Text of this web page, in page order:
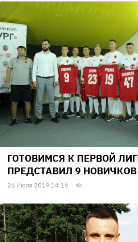
ГОТОВИМСЯ К ПЕРВОЙ
ПРЕДСТАВИЛ 9 НОВИЧКОВ
26 Июля 2019 14:16